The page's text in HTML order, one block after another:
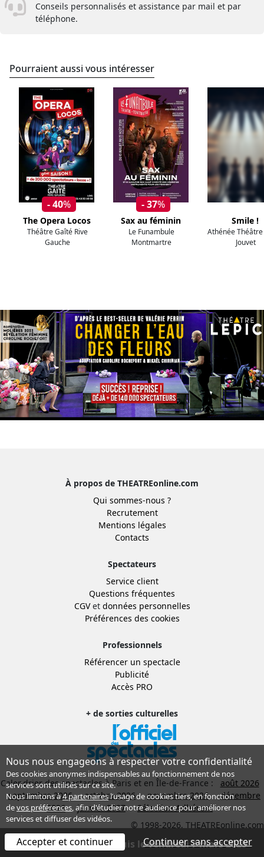
Conseils personnalisés et assistance par mail et par
téléphone.
Pourraient aussi vous intéresser
- 40%
The Opera Locos
Théâtre Gaîté Rive
Gauche
- 37%
Sax au féminin
Le Funambule
Montmartre
Smile !
Athénée
Jouvet
À propos de THEATREonline.com
Qui sommes-nous ?
Recrutement
Mentions légales
Contacts
Spectateurs
Service client
Questions fréquentes
CGVet données personnelles
Préférences des cookies
Professionnels
Référencer un spectacle
Publicité
Accès PRO
+ de sorties culturelles
Calendrier des spectacles à Paris et en Île-de-France :
août 2026
septembre 2026
octobre 2026 novembre 2026
décembre
2026
janvier 2027
Sélection Adhérent
© 1998-2026, THEATREonline.com
Spectacle terminé depuis le vendredi 7 mars 2025
Nous nous engageons à respecter votre confidentialité
Des cookies anonymes indispensables au fonctionnement de nos
services sont utilisés sur ce site.
Nous limitons à4 partenairesl’usage de cookies tiers, en fonction
devos préférences, afin d'étudier notre audience pour améliorer nos
services et diffuser des vidéos.
Accepter et continuer Continuer sans accepter